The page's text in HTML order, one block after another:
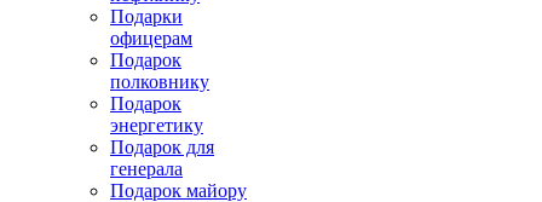
Подарки
офицерам
Подарок
полковнику
Подарок
энергетику
Подарок для
генерала
Подарок майору